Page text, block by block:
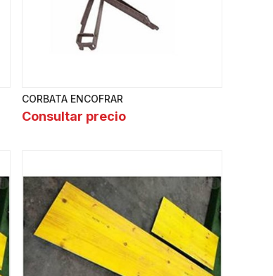
CORBATA ENCOFRAR
Consultar precio